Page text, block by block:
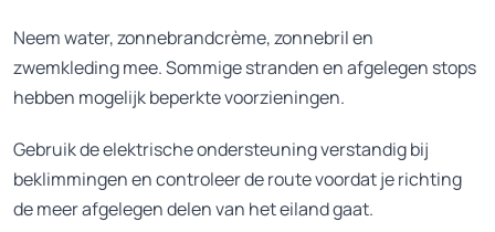
Neem water, zonnebrandcrème, zonnebril en
zwemkleding mee. Sommige stranden en afgelegen stops
hebben mogelijk beperkte voorzieningen.
Gebruik de elektrische ondersteuning verstandig bij
beklimmingen en controleer de route voordat je richting
de meer afgelegen delen van het eiland gaat.